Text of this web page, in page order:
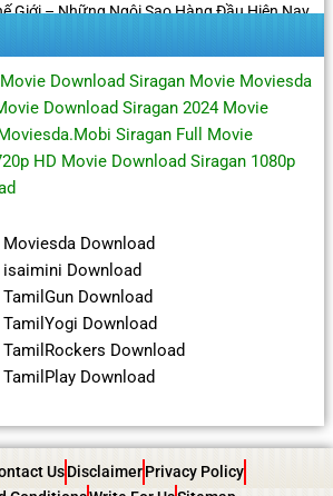
Giới – Những Ngôi Sao Hàng Đầu Hiện Nay
Download Siragan Movie Moviesda
Download Siragan 2024 Movie
Siragan Full Movie
HD Movie Download Siragan 1080p
Moviesda Download
isaimini Download
Download
Download
TamilRockers Download
Download
Us Disclaimer Privacy Policy